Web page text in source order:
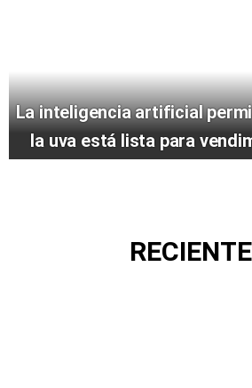
La inteligencia artificial
la uva está lista para